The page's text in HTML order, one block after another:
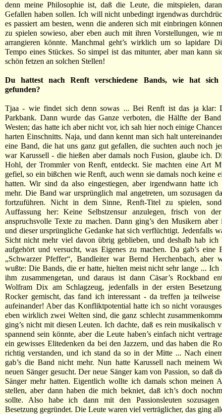
denn meine Philosophie ist, daß die Leute, die mitspielen,
Gefallen haben sollen. Ich will nicht unbedingt irgendwas
es passiert am besten, wenn die anderen sich mit einbringen
zu spielen sowieso, aber eben auch mit ihren Vorstellungen, wie
arrangieren könnte. Manchmal geht’s wirklich um so lapidare
Tempo eines Stückes. So simpel ist das mitunter, aber man kann
schön fetzen an solchen Stellen!
Du hattest nach Renft verschiedene Bands, wie hat sich
gefunden?
Tjaa - wie findet sich denn sowas ... Bei Renft ist das ja klar:
Parkbank. Dann wurde das Ganze verboten, die Hälfte der
Westen; das hatte ich aber nicht vor, ich sah hier noch einige
harten Einschnitts. Naja, und dann kennt man sich halt
eine Band, die hat uns ganz gut gefallen, die suchten auch noch
war Karussell - die hießen aber damals noch Fusion, glaube ich.
Hohl, der Trommler von Renft, entdeckt. Sie machten eine Art
gefiel, so ein bißchen wie Renft, auch wenn sie damals noch keine
hatten. Wir sind da also eingestiegen, aber irgendwann hatte
mehr. Die Band war ursprünglich mal angetreten, um sozusagen
fortzuführen. Nicht in dem Sinne, Renft-Titel zu spielen,
Auffassung her: Keine Selbstzensur anzulegen, frisch von
anspruchsvolle Texte zu machen. Dann ging’s den Musikern aber
und dieser ursprüngliche Gedanke hat sich verflüchtigt. Jedenfalls
Sicht nicht mehr viel davon übrig geblieben, und deshalb hab ich
aufgehört und versucht, was Eigenes zu machen. Da gab’s eine
„Schwarzer Pfeffer“, Bandleiter war Bernd Herchenbach, aber
wußte: Die Bands, die er hatte, hielten meist nicht sehr lange ...
ihm zusammengetan, und daraus ist dann Cäsar’s Rockband
Wolfram Dix am Schlagzeug, jedenfalls in der ersten
Rocker gemischt, das fand ich interessant - da treffen ja teilweise
aufeinander! Aber das Konfliktpotential hatte ich so nicht
eben wirklich zwei Welten sind, die ganz schlecht
ging’s nicht mit diesen Leuten. Ich dachte, daß es rein musikalisch
spannend sein könnte, aber die Leute haben’s einfach nicht
ein gewisses Elitedenken da bei den Jazzern, und das haben die
richtig verstanden, und ich stand da so in der Mitte ... Nach
gab’s die Band nicht mehr. Nun hatte Karussell nach meinem
neuen Sänger gesucht. Der neue Sänger kam von Passion, so daß
Sänger mehr hatten. Eigentlich wollte ich damals schon meinen
stellen, aber dann haben die mich bekniet, daß ich’s doch
sollte. Also habe ich dann mit den Passionsleuten
Besetzung gegründet. Die Leute waren viel verträglicher, das ging